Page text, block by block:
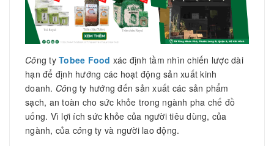
Công ty Tobee Food xác định tầm nhìn chiến lược dài
hạn để định hướng các hoạt động sản xuất kinh
doanh. Công ty hướng đến sản xuất các sản phẩm
sạch, an toàn cho sức khỏe trong ngành pha chế đồ
uống. Vì lợi ích sức khỏe của người tiêu dùng, của
ngành, của công ty và người lao động.